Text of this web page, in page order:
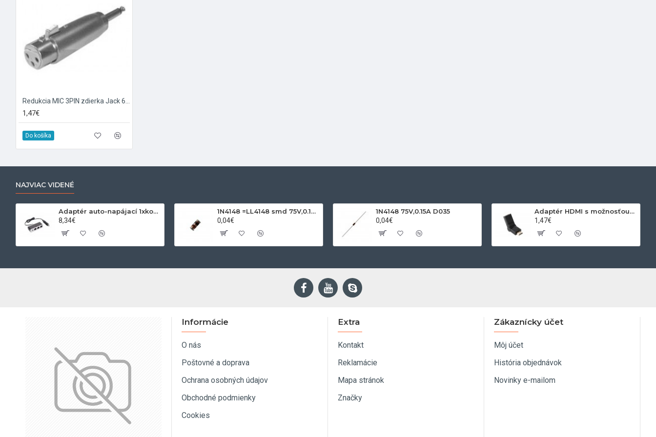
1,47€
Do košíka
NAJVIAC VIDENÉ
Adaptér auto-napájací 1xkon./3x zdierka- 12/24V, USB 1000mA
8,34€
1N4148 =LL4148 smd 75V,0.15A SOD80C
0,04€
1N4148 75V,0.15A D035
0,04€
Adaptér HDMI s možnosťou otáčania
1,47€
Informácie
O nás
Poštovné a doprava
Ochrana osobných údajov
Obchodné podmienky
Cookies
Extra
Kontakt
Reklamácie
Mapa stránok
Značky
Zákaznícky účet
Môj účet
História objednávok
Novinky e-mailom